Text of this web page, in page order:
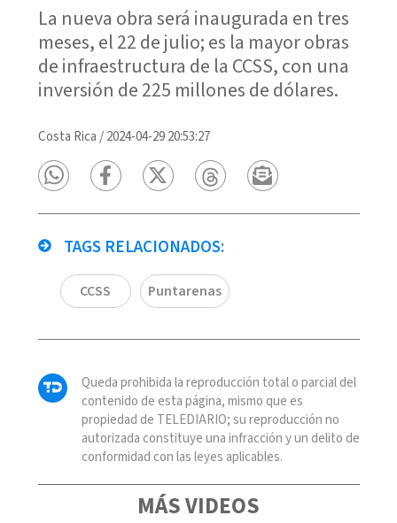
La nueva obra será inaugurada en tres
meses, el 22 de julio; es la mayor obras
de infraestructura de la CCSS, con una
inversión de 225 millones de dólares.
Costa Rica /2024-04-29 20:53:27
TAGS RELACIONADOS:
CCSS Puntarenas
Queda prohibida la reproducción total o parcial del
contenido de esta página, mismo que es
propiedad de TELEDIARIO; su reproducción no
autorizada constituye una infracción y un delito de
conformidad con las leyes aplicables.
MÁS VIDEOS